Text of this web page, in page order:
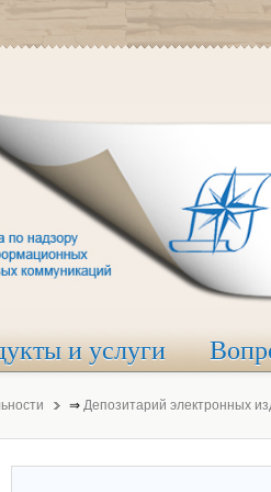
и услуги
⇒ Депозитарий электронных